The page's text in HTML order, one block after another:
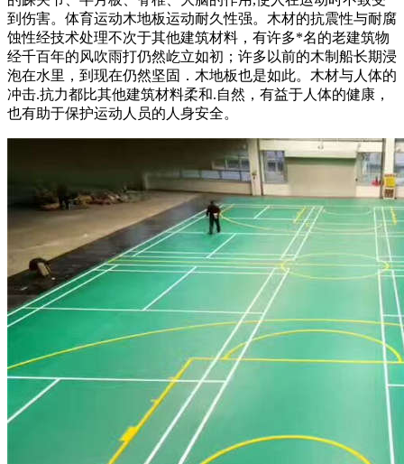
到伤害。体育运动木地板运动耐久性强。木材的抗震性与耐腐
蚀性经技术处理不次于其他建筑材料，有许多*名的老建筑物
经千百年的风吹雨打仍然屹立如初；许多以前的木制船长期浸
泡在水里，到现在仍然坚固．木地板也是如此。木材与人体的
冲击.抗力都比其他建筑材料柔和.自然，有益于人体的健康，
也有助于保护运动人员的人身安全。